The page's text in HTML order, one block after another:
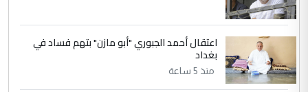
اعتقال أحمد الجبوري "أبو مازن" بتهم فساد في
بغداد
منذ 5 ساعة